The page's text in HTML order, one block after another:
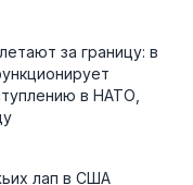
за границу: в
в НАТО,
лап в США